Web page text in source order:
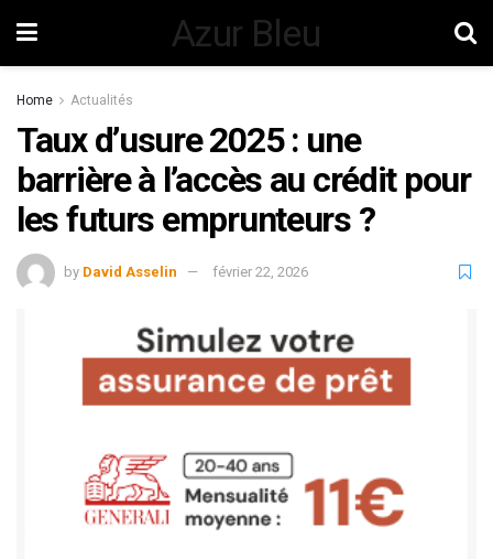
Azur Bleu
Home Actualités
Taux d’usure 2025 : une
barrière à l’accès au crédit pour
les futurs emprunteurs ?
by David Asselin février 22, 2026